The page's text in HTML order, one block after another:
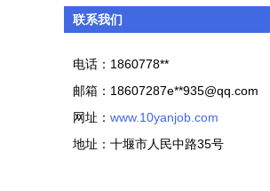
联系我们
电话：1860778**
邮箱：18607287e**935@qq.com
网址： www.10yanjob.com
地址：十堰市人民中路35号